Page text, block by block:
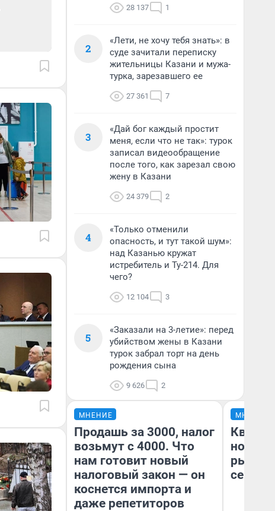
28 137 1
2
«Лети, не хочу тебя знать»: в
суде зачитали переписку
жительницы Казани и мужа-
турка, зарезавшего ее
27 361 7
3
«Дай бог каждый простит
меня, если что не так»: турок
записал видеообращение
после того, как зарезал свою
жену в Казани
24 379 2
4
«Только отменили
опасность, и тут такой шум»:
над Казанью кружат
истребитель и Ту-214. Для
чего?
12 104 3
5
«Заказали на 3-летие»: перед
убийством жены в Казани
турок забрал торт на день
рождения сына
9 626 2
МНЕНИЕ
Продашь за 3000, налог
возьмут с 4000. Что
нам готовит новый
налоговый закон — он
коснется импорта и
даже репетиторов
МНЕНИЕ
но
рынок